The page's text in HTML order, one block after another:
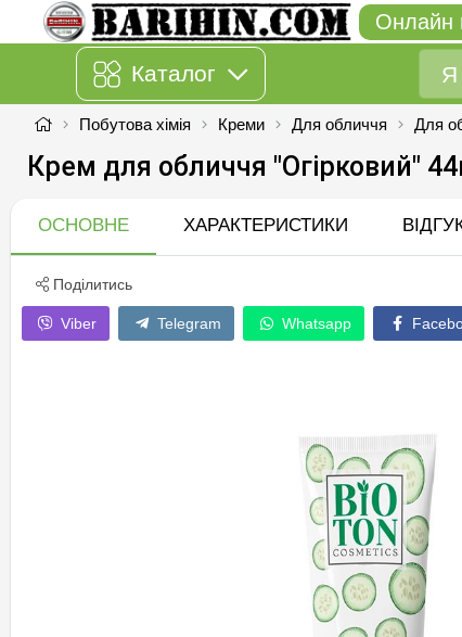
Онлайн
Каталог
Побутова хімія Креми Для обличчя Для
Крем для обличчя "Огірковий"
ОСНОВНЕ ХАРАКТЕРИСТИКИ
Поділитись
Viber Telegram Whatsapp